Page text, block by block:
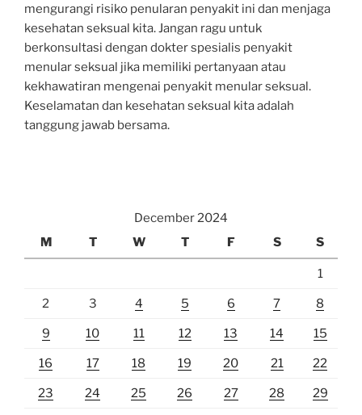
mengurangi risiko penularan penyakit ini dan menjaga
kesehatan seksual kita. Jangan ragu untuk
berkonsultasi dengan dokter spesialis penyakit
menular seksual jika memiliki pertanyaan atau
kekhawatiran mengenai penyakit menular seksual.
Keselamatan dan kesehatan seksual kita adalah
tanggung jawab bersama.
December 2024
M
T W T F S S
1
2 3 4 5 6 7 8
9 10 11 12 13 14 15
16 17 18 19 20 21 22
23 24 25 26 27 28 29